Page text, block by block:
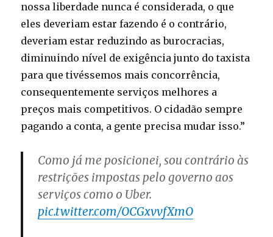
nossa liberdade nunca é considerada, o que
eles deveriam estar fazendo é o contrário,
deveriam estar reduzindo as burocracias,
diminuindo nível de exigência junto do taxista
para que tivéssemos mais concorrência,
consequentemente serviços melhores a
preços mais competitivos. O cidadão sempre
pagando a conta, a gente precisa mudar isso.”
Como já me posicionei, sou contrário às
restrições impostas pelo governo aos
serviços como o Uber.
pic.twitter.com/OCGxvvfXmO